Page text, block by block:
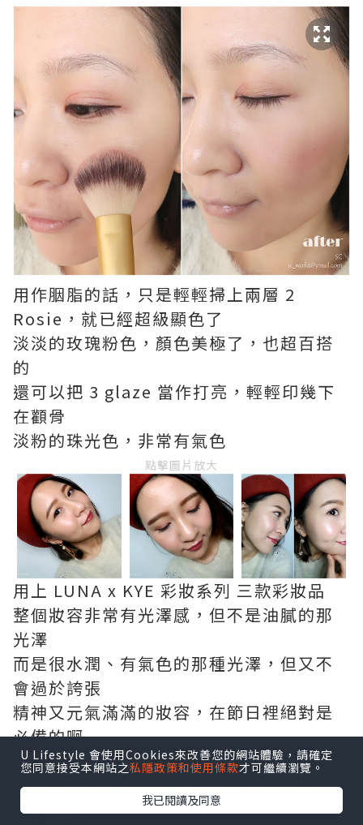
U Lifestyle 會使用Cookies來改善您的網站體驗，請確定
您同意接受本網站之私隱政策和使用條款才可繼續瀏覽。
我已閱讀及同意
用作胭脂的話，只是輕輕掃上兩層 2
Rosie，就已經超級顯色了
淡淡的玫瑰粉色，顏色美極了，也超百搭
的
還可以把 3 glaze 當作打亮，輕輕印幾下
在顴骨
淡粉的珠光色，非常有氣色
點擊圖片放大
用上 LUNA x KYE 彩妝系列 三款彩妝品
整個妝容非常有光澤感，但不是油膩的那
光澤
而是很水潤、有氣色的那種光澤，但又不
會過於誇張
精神又元氣滿滿的妝容，在節日裡絕對是
必備的啊
更多資料：